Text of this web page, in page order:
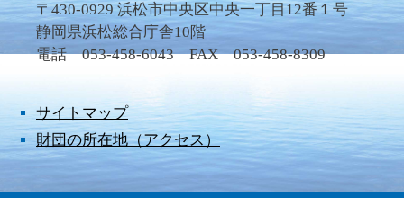
〒430-0929 浜松市中央区中央一丁目12番１号
静岡県浜松総合庁舎10階
電話 053-458-6043 FAX 053-458-8309
サイトマップ
財団の所在地（アクセス）